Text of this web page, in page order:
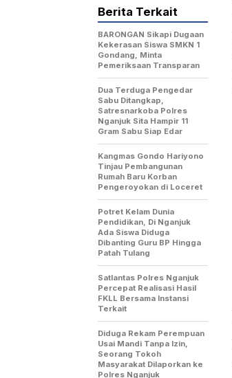
Berita Terkait
BARONGAN Sikapi Dugaan
Kekerasan Siswa SMKN 1
Gondang, Minta
Pemeriksaan Transparan
Dua Terduga Pengedar
Sabu Ditangkap,
Satresnarkoba Polres
Nganjuk Sita Hampir 11
Gram Sabu Siap Edar
Kangmas Gondo Hariyono
Tinjau Pembangunan
Rumah Baru Korban
Pengeroyokan di Loceret
Potret Kelam Dunia
Pendidikan, Di Nganjuk
Ada Siswa Diduga
Dibanting Guru BP Hingga
Patah Tulang
Satlantas Polres Nganjuk
Percepat Realisasi Hasil
FKLL Bersama Instansi
Terkait
Diduga Rekam Perempuan
Usai Mandi Tanpa Izin,
Seorang Tokoh
Masyarakat Dilaporkan ke
Polres Nganjuk